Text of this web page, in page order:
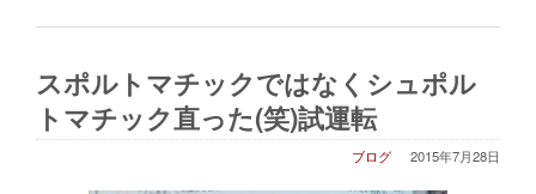
スポルトマチックではなくシュポル
トマチック直った(笑)試運転
2015年7月28日
ブログ